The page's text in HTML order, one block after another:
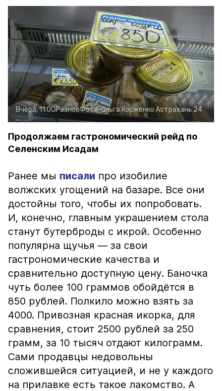
Вчера, 11:00РазноеФото:Ольга Корженко Астрахань 24
Продолжаем гастрономический рейд по
Селенским Исадам
Ранее мы писали про изобилие
волжских угощений на базаре. Все они
достойны того, чтобы их попробовать.
И, конечно, главным украшением стола
станут бутерброды с икрой. Особенно
популярна щучья — за свои
гастрономические качества и
сравнительно доступную цену. Баночка
чуть более 100 граммов обойдётся в
850 рублей. Полкило можно взять за
4000. Привозная красная икорка, для
сравнения, стоит 2500 рублей за 250
грамм, за 10 тысяч отдают килограмм.
Сами продавцы недовольны
сложившейся ситуацией, и не у каждого
на прилавке есть такое лакомство. А